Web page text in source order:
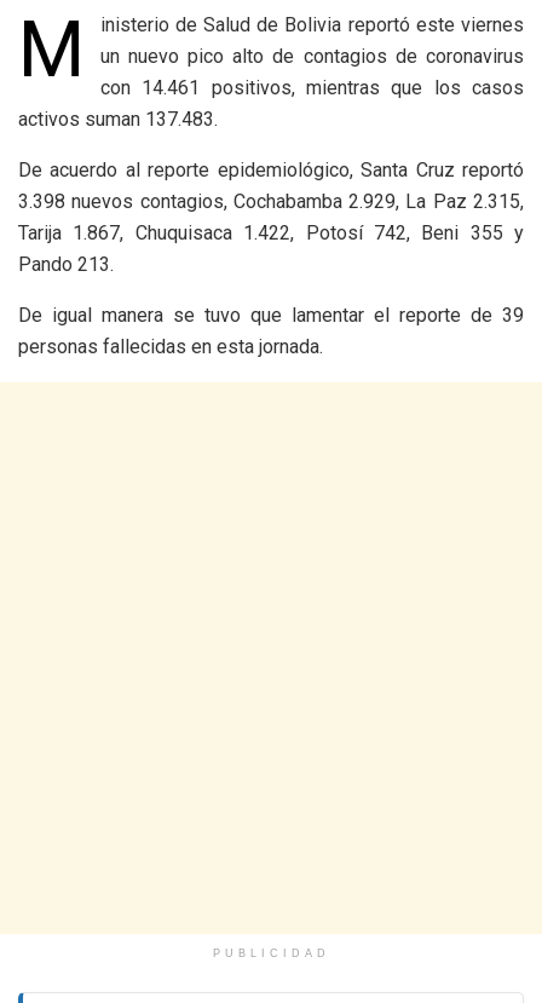
M
inisterio de Salud de Bolivia reportó este viernes
un nuevo pico alto de contagios de coronavirus
con 14.461 positivos, mientras que los casos
activos suman 137.483.
De acuerdo al reporte epidemiológico, Santa Cruz reportó
3.398 nuevos contagios, Cochabamba 2.929, La Paz 2.315,
Tarija 1.867, Chuquisaca 1.422, Potosí 742, Beni 355 y
Pando 213.
De igual manera se tuvo que lamentar el reporte de 39
personas fallecidas en esta jornada.
PUBLICIDAD